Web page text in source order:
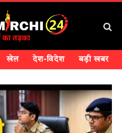
खेल देश-विदेश बड़ी खबर